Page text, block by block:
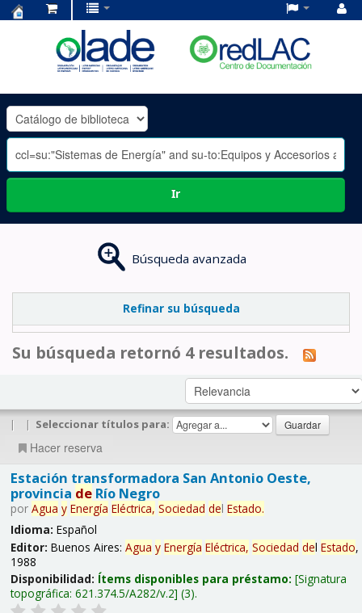
OLADE
-
Ir
Búsqueda avanzada
Refinar su búsqueda
Su búsqueda retornó 4 resultados.
| | Seleccionar títulos para:
Hacer reserva
Estación transformadora San Antonio Oeste,
provincia deRío Negro
por Agua y Energía Eléctrica, Sociedad del Estado.
Idioma: Español
Editor: Buenos Aires: Agua y Energía Eléctrica, Sociedad del Estado,
1988
Disponibilidad: Ítems disponibles para préstamo: Signatura
topográfica: 621.374.5/A282/v.2 (3).